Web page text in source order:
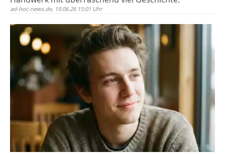
ad-hoc-news.de, 19.06.26 15:01 Uhr